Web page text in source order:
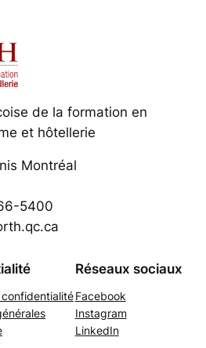
de la formation en
et hôtellerie
Montréal
5400
Réseaux sociaux
Facebook
Instagram
LinkedIn